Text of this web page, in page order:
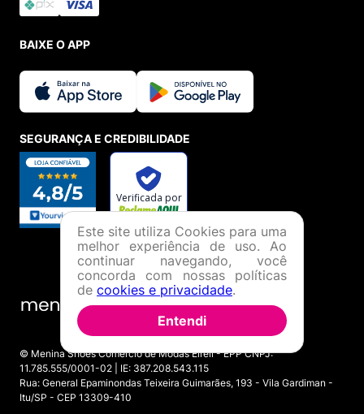
BAIXE O APP
SEGURANÇA E CREDIBILIDADE
© Menina Shoes Comércio de Modas Eireli - EPP CNPJ:
11.785.555/0001-02 | IE: 387.208.543.115
Rua: General Epaminondas Teixeira Guimarães, 193 - Vila Gardiman -
Itu/SP - CEP 13309-410
Este site utiliza Cookies para uma
melhor experiência de uso. Ao
continuar navegando, você
concorda com nossas políticas
de cookies e privacidade.
Entendi